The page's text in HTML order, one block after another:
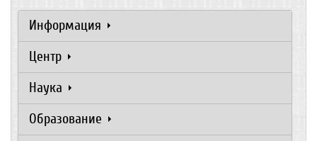
Информация
Центр
Наука
Образование